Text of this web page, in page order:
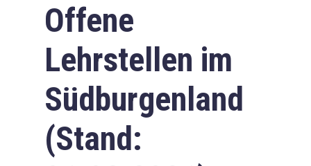
Offene
Lehrstellen im
Südburgenland
(Stand: